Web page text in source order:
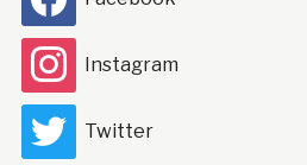
Instagram
Twitter